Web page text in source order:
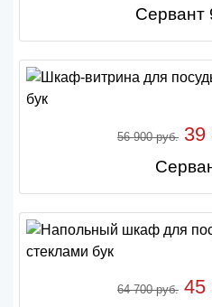
Сервант
56 900 руб. 39
64 700 руб. 45